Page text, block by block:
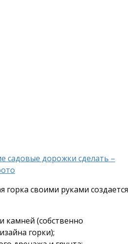
садовые дорожки сделать –
горка своими руками создается
камней (собственно
горки);